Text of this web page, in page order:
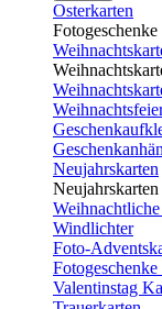
Osterkarten
Fotogeschenke
Neujahrskarten
Windlichter
Foto-
Valentinstag